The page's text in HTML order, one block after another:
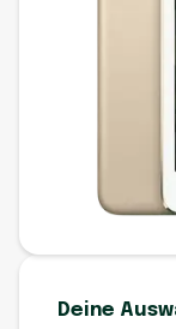
Deine